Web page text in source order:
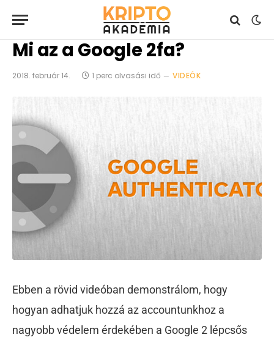
Mi az a Google 2fa?
2018. február 14. 1 perc olvasási idő VIDEÓK
Ebben a rövid videóban demonstrálom, hogy
hogyan adhatjuk hozzá az accountunkhoz a
nagyobb védelem érdekében a Google 2 lépcsős